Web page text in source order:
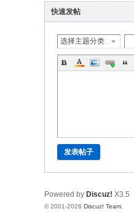
快速发帖
选择主题分类
发表帖子
Powered by Discuz! X3.5
© 2001-2026 Discuz! Team